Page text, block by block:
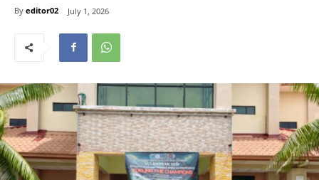
By editor02 July 1, 2026